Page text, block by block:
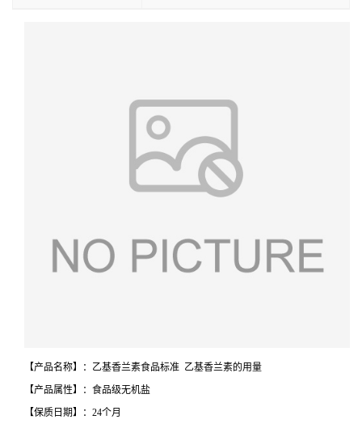
【产品名称】：乙基香兰素食品标准 乙基香兰素的用量
【产品属性】：食品级无机盐
【保质日期】：24个月